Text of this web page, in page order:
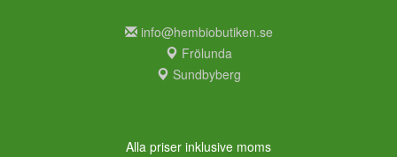
info@hembiobutiken.se
Frölunda
Sundbyberg
Alla priser inklusive moms